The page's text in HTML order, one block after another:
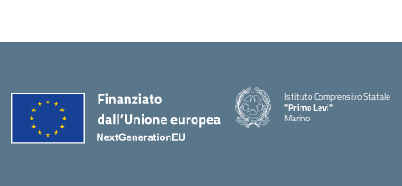
Istituto Comprensivo Statale
"Primo Levi"
Marino